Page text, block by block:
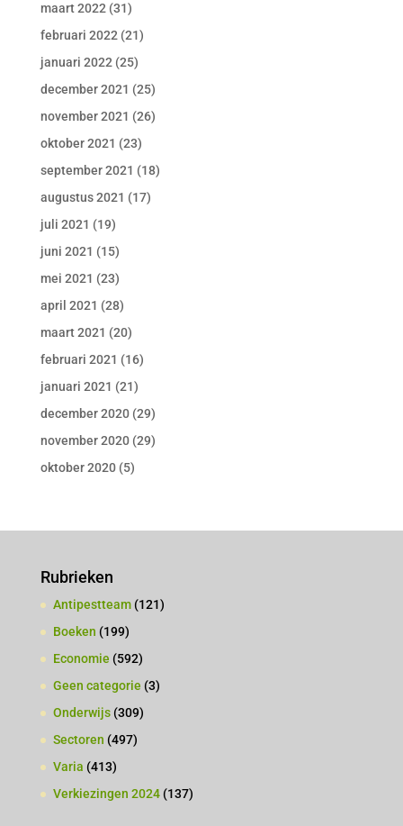
maart 2022 (31)
februari 2022 (21)
januari 2022 (25)
december 2021 (25)
november 2021 (26)
oktober 2021 (23)
september 2021 (18)
augustus 2021 (17)
juli 2021 (19)
juni 2021 (15)
mei 2021 (23)
april 2021 (28)
maart 2021 (20)
februari 2021 (16)
januari 2021 (21)
december 2020(29)
november 2020(29)
oktober 2020(5)
Rubrieken
Antipestteam(121)
Boeken (199)
Economie (592)
Geen categorie (3)
Onderwijs(309)
Sectoren (497)
Varia (413)
Verkiezingen 2024(137)